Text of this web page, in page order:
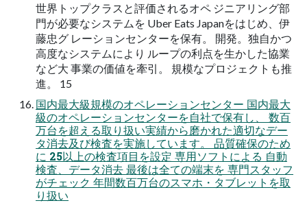
世界トップクラスと評価されるオペ ジニアリング部
門が必要なシステムを Uber Eats Japanをはじめ、伊
藤忠グ レーションセンターを保有。 開発。独自かつ
高度なシステムにより ループの利点を生かした協業
など大 事業の価値を牽引。 規模なプロジェクトも推
進。 15
国内最大級規模のオペレーションセンター 国内最大
級のオペレーションセンターを自社で保有し、 数百
万台を超える取り扱い実績から磨かれた適切なデー
タ消去及び検査を実施しています。 品質確保のため
に 25以上の検査項目を設定 専用ソフトによる 自動
検査、データ消去 最後は全ての端末を 専門スタッフ
がチェック 年間数百万台のスマホ・タブレットを取
り扱い